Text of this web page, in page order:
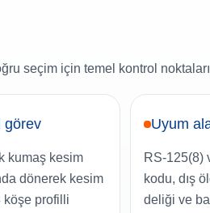
seçim için temel kontrol
görev
kumaş kesim
dönerek kesim
köşe profilli
Uyum
RS-125(8)
kodu, dış
deliği ve